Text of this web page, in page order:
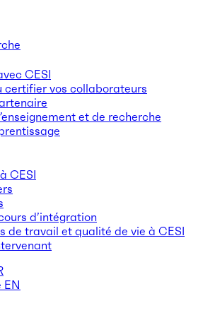
CESI
certifier vos collaborateurs
et de recherche
CESI
d’intégration
de travail et qualité de vie à CESI
EN